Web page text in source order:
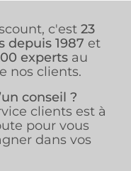
c'est 23
depuis 1987 et
experts au
nos clients.
conseil ?
clients est à
pour vous
dans vos